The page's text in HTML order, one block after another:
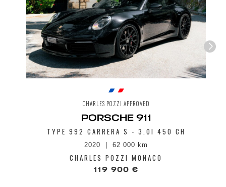
CHARLES POZZI APPROVED
PORSCHE 911
TYPE 992 CARRERA S - 3.0I 450 CH
2020 62 000 km
CHARLES POZZI MONACO
119 900 €